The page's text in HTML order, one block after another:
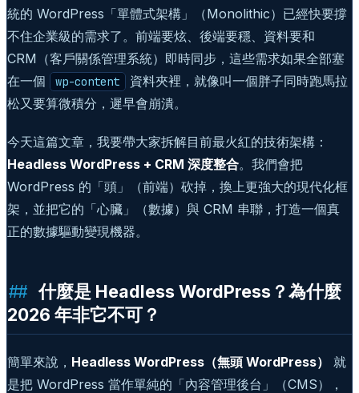
統的 WordPress「單體式架構」（Monolithic）已經快要撐
不住企業級的需求了。前端要炫、後端要穩、資料要和
CRM（客戶關係管理系統）即時同步，這些需求如果全部塞
在一個
wp-content 資料夾裡，就像叫一個胖子同時跑馬拉
松又要算微積分，遲早會崩潰。
今天這篇文章，我要帶大家拆解目前最火紅的技術架構：
Headless WordPress + CRM 深度整合。我們會把
WordPress 的「頭」（前端）砍掉，換上更強大的現代化框
架，並把它的「心臟」（數據）與 CRM 串聯，打造一個真
正的數據驅動變現機器。
什麼是 Headless WordPress？為什麼
2026 年非它不可？
簡單來說， Headless WordPress（無頭 WordPress）
就
是把 WordPress 當作單純的「內容管理後台」（CMS），